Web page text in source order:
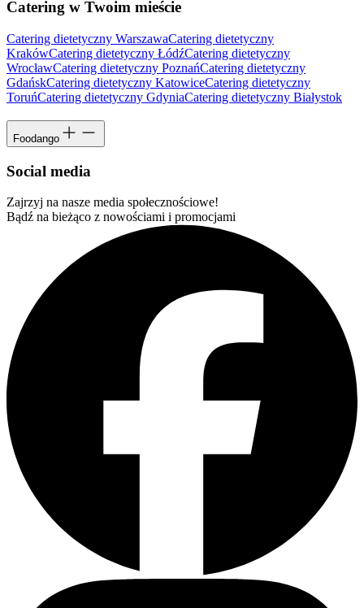
Catering w Twoim mieście
Catering dietetyczny WarszawaCatering dietetyczny
KrakówCatering dietetyczny ŁódźCatering dietetyczny
WrocławCatering dietetyczny PoznańCatering dietetyczny
GdańskCatering dietetyczny KatowiceCatering dietetyczny
ToruńCatering dietetyczny GdyniaCatering dietetyczny Białystok
Foodango
Social media
Zajrzyj na nasze media społecznościowe!
Bądź na bieżąco z nowościami i promocjami